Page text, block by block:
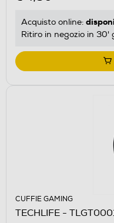
Acquisto online:
Ritiro in negozio in 30'
CUFFIE GAMING
TECHLIFE -